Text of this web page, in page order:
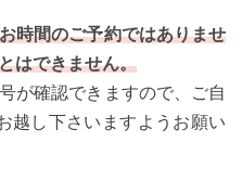
お時間のご予約ではありませ
はできません。
が確認できますので、ご自
越し下さいますようお願い